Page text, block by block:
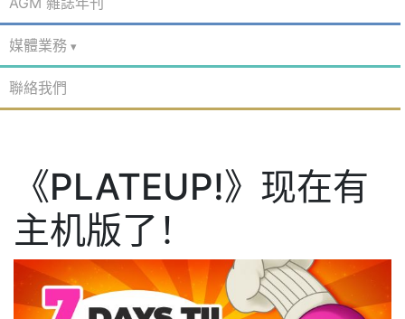
媒體業務
聯絡我們
《PLATEUP!》现在有
主机版了！